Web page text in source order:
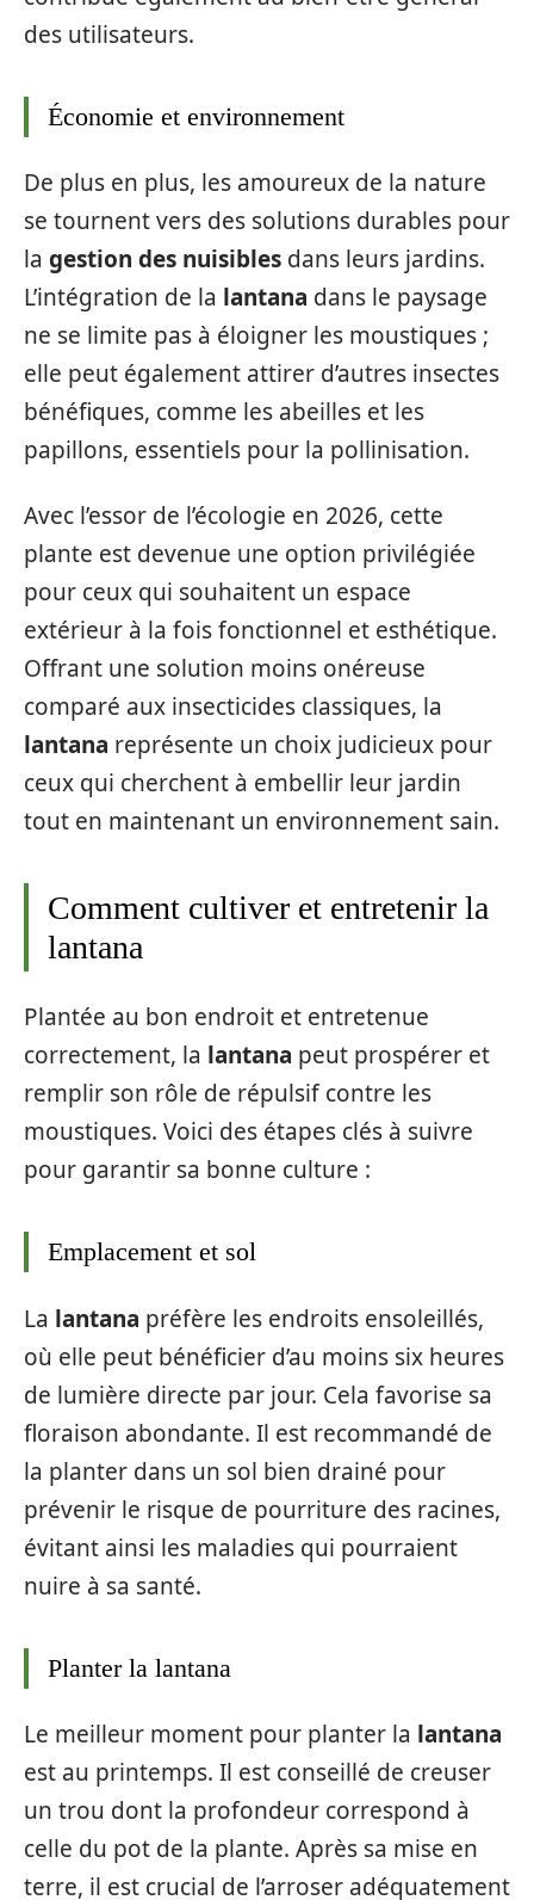
des utilisateurs.
Économie et environnement
De plus en plus, les amoureux de la nature
se tournent vers des solutions durables pour
la gestion des nuisibles dans leurs jardins.
L’intégration de la lantana dans le paysage
ne se limite pas à éloigner les moustiques ;
elle peut également attirer d’autres insectes
bénéfiques, comme les abeilles et les
papillons, essentiels pour la pollinisation.
Avec l’essor de l’écologie en 2026, cette
plante est devenue une option privilégiée
pour ceux qui souhaitent un espace
extérieur à la fois fonctionnel et esthétique.
Offrant une solution moins onéreuse
comparé aux insecticides classiques, la
lantana représente un choix judicieux pour
ceux qui cherchent à embellir leur jardin
tout en maintenant un environnement sain.
Comment cultiver et entretenir la
lantana
Plantée au bon endroit et entretenue
correctement, la lantana peut prospérer et
remplir son rôle de répulsif contre les
moustiques. Voici des étapes clés à suivre
pour garantir sa bonne culture :
Emplacement et sol
La lantana préfère les endroits ensoleillés,
où elle peut bénéficier d’au moins six heures
de lumière directe par jour. Cela favorise sa
floraison abondante. Il est recommandé de
la planter dans un sol bien drainé pour
prévenir le risque de pourriture des racines,
évitant ainsi les maladies qui pourraient
nuire à sa santé.
Planter la lantana
Le meilleur moment pour planter la lantana
est au printemps. Il est conseillé de creuser
un trou dont la profondeur correspond à
celle du pot de la plante. Après sa mise en
terre, il est crucial de l’arroser adéquatement